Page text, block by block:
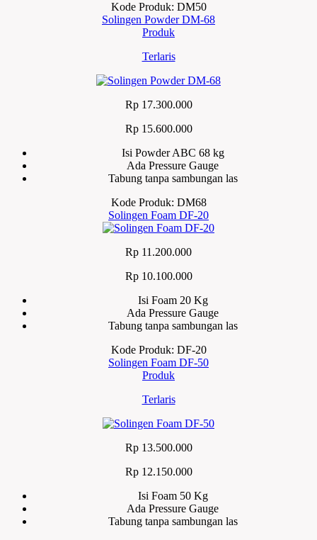
Kode Produk: DM50
Solingen Powder DM-68
Produk
Terlaris
Rp 17.300.000
Rp 15.600.000
Isi Powder ABC 68 kg
Ada Pressure Gauge
Tabung tanpa sambungan las
Kode Produk: DM68
Solingen Foam DF-20
Rp 11.200.000
Rp 10.100.000
Isi Foam 20 Kg
Ada Pressure Gauge
Tabung tanpa sambungan las
Kode Produk: DF-20
Solingen Foam DF-50
Produk
Terlaris
Rp 13.500.000
Rp 12.150.000
Isi Foam 50 Kg
Ada Pressure Gauge
Tabung tanpa sambungan las